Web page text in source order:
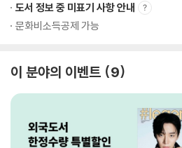
도서 정보 중 미표기 사항 안내
문화비소득공제 가능
이 분야의 이벤트 9